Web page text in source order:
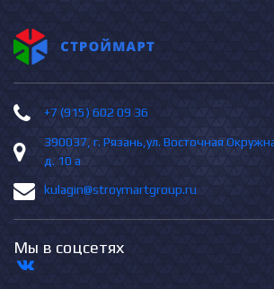
+7 (915) 602 09 36
390037, г. Рязань,ул. Восточная
д. 10 а
kulagin@stroymartgroup.ru
Мы в соцсетях